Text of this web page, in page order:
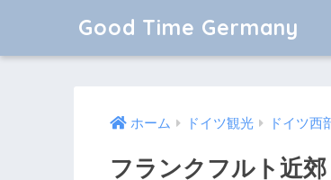
Good Time Germany
ホーム ドイツ観光 ドイツ西
フランクフルト近